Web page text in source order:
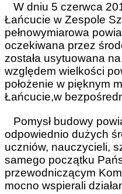
W dniu 5 czerwca
Łańcucie w Zespole
pełnowymiarowa
oczekiwana przez
została usytuowana
względem wielkości
położenie w pięknym
Łańcucie,w
Pomysł budowy
odpowiednio dużych
uczniów, nauczycieli,
samego początku
przewodniczącym
mocno wspierali